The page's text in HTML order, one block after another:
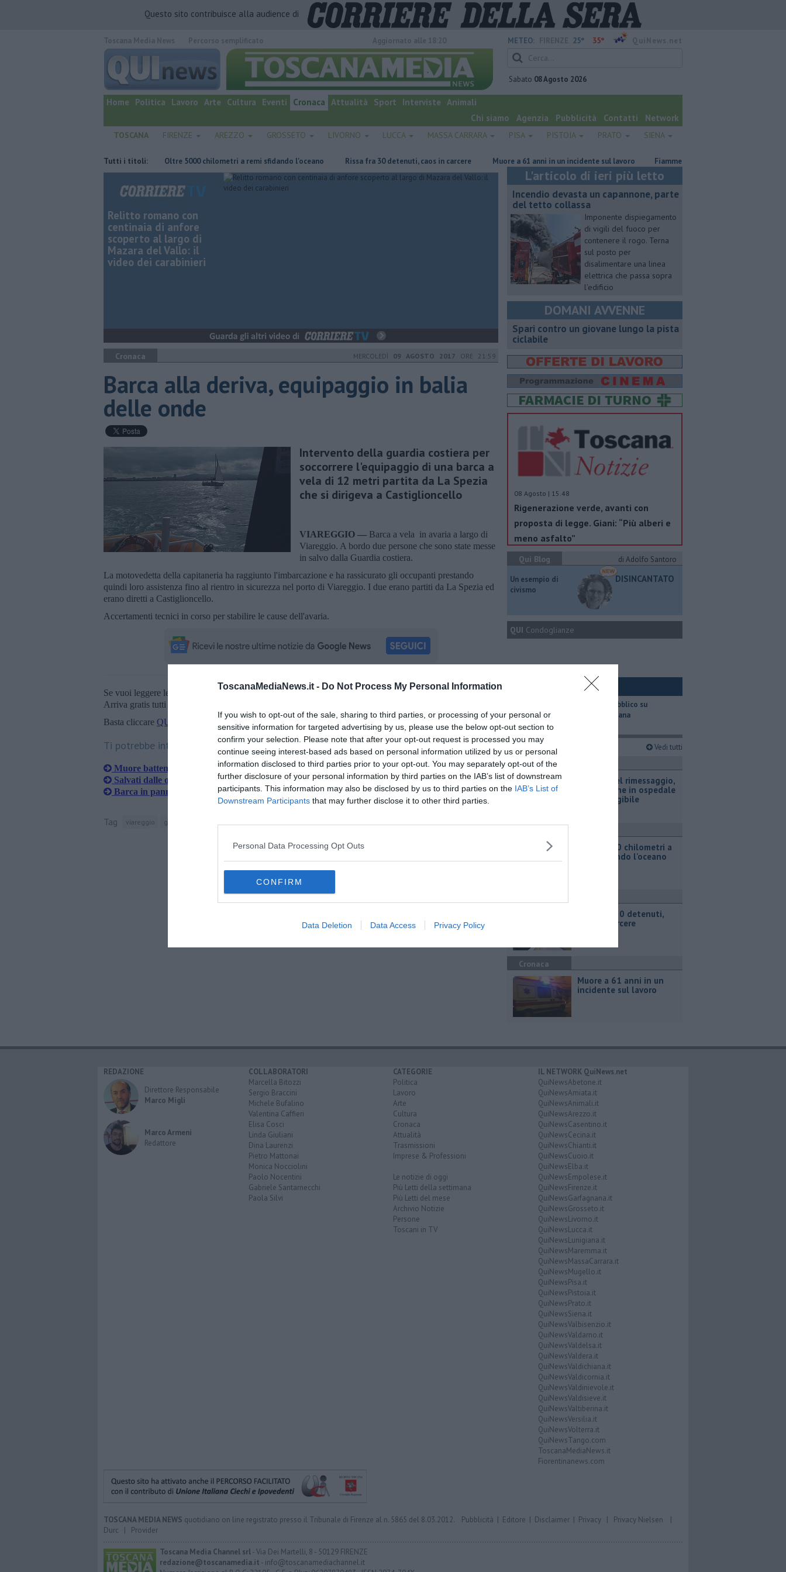
ToscanaMediaNews.it - Do Not Process My Personal Information
If you wish to opt-out of the sale, sharing to third parties, or processing of your personal or
sensitive information for targeted advertising by us, please use the below opt-out section to
confirm your selection. Please note that after your opt-out request is processed you may
continue seeing interest-based ads based on personal information utilized by us or personal
information disclosed to third parties prior to your opt-out. You may separately opt-out of the
further disclosure of your personal information by third parties on the IAB’s list of downstream
participants. This information may also be disclosed by us to third parties on the IAB’s List of
Downstream Participants that may further disclose it to other third parties.
Personal Data Processing Opt Outs
CONFIRM
Data Deletion Data Access Privacy Policy
Questo sito contribuisce alla audience di
quotidiano online.
METEO: 25° 35°
Sabato 08 Agosto 2026
Home Politica Lavoro Arte Cultura Eventi Cronaca Attualità Sport Interviste Animali
Chi siamo
Agenzia Pubblicità Contatti Network
TOSCANA FIRENZE AREZZO GROSSETO LIVORNO LUCCA MASSA CARRARA PISA PISTOIA PRATO SIENA
Tutti i titoli:
in ospedale e casa inagibile Oltre 5000 chilometri a remi sfidando l'oceano Rissa fra 30 detenuti, caos in carcere Muore a 61 anni in un incidente sul lavoro Fiamme nel rimessaggio, due persone in
Relitto romano con
centinaia di anfore
scoperto al largo di
Mazara del Vallo: il
video dei carabinieri
Cronaca MERCOLEDÌ 09 AGOSTO 2017 ORE 21:59
Barca alla deriva, equipaggio in balia
delle onde
Intervento della guardia costiera per
soccorrere l'equipaggio di una barca a
vela di 12 metri partita da La Spezia
che si dirigeva a Castiglioncello
VIAREGGIO — Barca a vela in avaria a largo di
Viareggio. A bordo due persone che sono state messe
in salvo dalla Guardia costiera.
La motovedetta della capitaneria ha raggiunto l'imbarcazione e ha rassicurato gli occupanti prestando
quindi loro assistenza fino al rientro in sicurezza nel porto di Viareggio. I due erano partiti da La Spezia ed
erano diretti a Castiglioncello.
Accertamenti tecnici in corso per stabilire le cause dell'avaria.
Se vuoi leggere le notizie principali della Toscana iscriviti allaNewsletter QUInews - ToscanaMedia.
Arriva gratis tutti i giorni alle 20:00 direttamente nella tua casella di posta.
Basta cliccare QUI
Ti potrebbe interessare anche:
Muore battendo la testa in barca a vela
Salvati dalle onde dopo la rottura del timone
Barca in panne, bambini tratti in salvo
Tag viareggio guardia costiera
L'articolo di ieri più letto
Incendio devasta un capannone, parte
del tetto collassa
Imponente dispiegamento
di vigili del fuoco per
contenere il rogo. Terna
sul posto per
disalimentare una linea
elettrica che passa sopra
l’edificio
DOMANI AVVENNE
Spari contro un giovane lungo la pista
ciclabile
08 Agosto | 15.48
Rigenerazione verde, avanti con
proposta di legge. Giani: “Più alberi e
meno asfalto”
Qui Blog
di Adolfo Santoro
​Un esempio di
civismo
DISINCANTATO
QUI Condoglianze
​Il trasporto pubblico su
gomma in Toscana
Ultimi articoli Vedi tutti
Cronaca
Fiamme nel rimessaggio,
due persone in ospedale
e casa inagibile
Oltre 5000 chilometri a
remi sfidando l'oceano
Rissa fra 30 detenuti,
caos in carcere
Cronaca
Muore a 61 anni in un
incidente sul lavoro
REDAZIONE
Direttore Responsabile
Marco Migli
Marco Armeni
Redattore
COLLABORATORI
Marcella Bitozzi
Sergio Braccini
Michele Bufalino
Valentina Caffieri
Elisa Cosci
Linda Giuliani
Dina Laurenzi
Pietro Mattonai
Monica Nocciolini
Paolo Nocentini
Gabriele Santarnecchi
Paola Silvi
CATEGORIE
Politica
Lavoro
Arte
Cultura
Cronaca
Attualità
Trasmissioni
Imprese & Professioni
Le notizie di oggi
Più Letti della settimana
Più Letti del mese
Archivio Notizie
Persone
Toscani in TV
IL NETWORK QuiNews.net
QuiNewsAbetone.it
QuiNewsAmiata.it
QuiNewsAnimali.it
QuiNewsArezzo.it
QuiNewsCasentino.it
QuiNewsCecina.it
QuiNewsChianti.it
QuiNewsCuoio.it
QuiNewsElba.it
QuiNewsEmpolese.it
QuiNewsFirenze.it
QuiNewsGarfagnana.it
QuiNewsGrosseto.it
QuiNewsLivorno.it
QuiNewsLucca.it
QuiNewsLunigiana.it
QuiNewsMaremma.it
QuiNewsMassaCarrara.it
QuiNewsMugello.it
QuiNewsPisa.it
QuiNewsPistoia.it
QuiNewsPrato.it
QuiNewsSiena.it
QuiNewsValbisenzio.it
QuiNewsValdarno.it
QuiNewsValdelsa.it
QuiNewsValdera.it
QuiNewsValdichiana.it
QuiNewsValdicornia.it
QuiNewsValdinievole.it
QuiNewsValdisieve.it
QuiNewsValtiberina.it
QuiNewsVersilia.it
QuiNewsVolterra.it
QuiNewsTango.com
ToscanaMediaNews.it
Fiorentinanews.com
TOSCANA MEDIA NEWS quotidiano on line registrato presso il Tribunale di Firenze al n. 5865 del 8.03.2012. Pubblicità | Editore | Disclaimer | Privacy | Privacy Nielsen |
Durc | Provider
Toscana Media Channel srl- Via Dei Martelli, 8 - 50129 FIRENZE
redazione@toscanamedia.it - info@toscanamediachannel.it